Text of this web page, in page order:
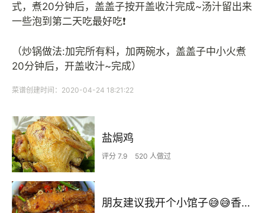
式，煮20分钟后，盖盖子按开盖收汁完成~汤汁留出来
一些泡到第二天吃最好吃❗
（炒锅做法:加完所有料，加两碗水，盖盖子中小火煮
20分钟后，开盖收汁~完成）
菜谱创建时间：2020-04-24 18:21:22
盐焗鸡
评分 7.9 520 人做过
朋友建议我开个小馆子😅😅香辣鱼块太香了🔥